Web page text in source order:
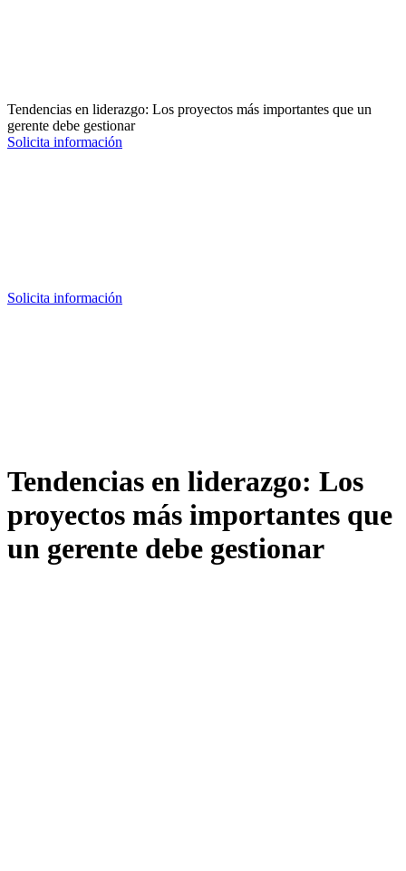
Tendencias en liderazgo: Los proyectos más importantes que un
gerente debe gestionar
Solicita información
Solicita información
Tendencias en liderazgo: Los
proyectos más importantes que
un gerente debe gestionar